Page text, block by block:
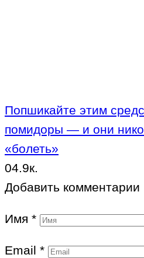
Попшикайте этим
помидоры — и они
«болеть»
04.9к.
Добавить комментарии
Имя *
Email *